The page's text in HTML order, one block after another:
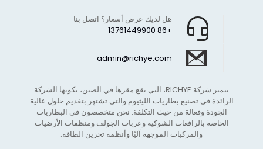
+86 13761449900
هل لديك عرض أسعار؟ اتصل بنا
admin@richye.com
تتميز شركة RICHYE، التي يقع مقرها في الصين، بكونها الشركة
الرائدة في تصنيع بطاريات الليثيوم والتي تشتهر بتقديم حلول عالية
الجودة وفعالة من حيث التكلفة. نحن متخصصون في البطاريات
الخاصة بالرافعات الشوكية وعربات الجولف ومنظفات الأرضيات
والمركبات الموجهة آليًا وأنظمة تخزين الطاقة.